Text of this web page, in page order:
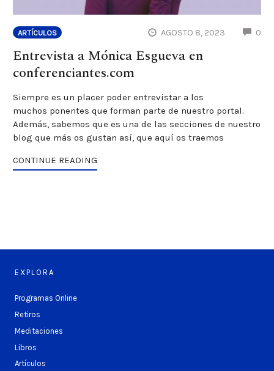
ARTÍCULOS AGOSTO 8, 2023 0
Entrevista a Mónica Esgueva en
conferenciantes.com
Siempre es un placer poder entrevistar a los
muchos ponentes que forman parte de nuestro portal.
Además, sabemos que es una de las secciones de nuestro
blog que más os gustan así, que aquí os traemos
CONTINUE READING
EXPLORA
Programas Online
Retiros
Meditaciones
Libros
Artículos